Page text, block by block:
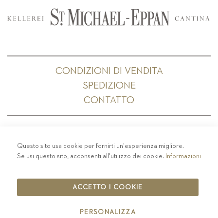
CONDIZIONI DI VENDITA
SPEDIZIONE
CONTATTO
PRIVACY-COLOPHON - COOKIE POLICY
CODICE ETICO
IT00126670215
Questo sito usa cookie per fornirti un'esperienza migliore.
Se usi questo sito, acconsenti all'utilizzo dei cookie. Informazioni
ACCETTO I COOKIE
PERSONALIZZA